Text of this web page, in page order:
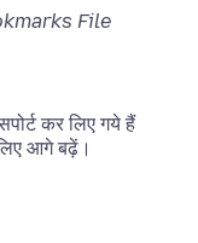
File
कर लिए गये हैं
आगे बढ़ें।